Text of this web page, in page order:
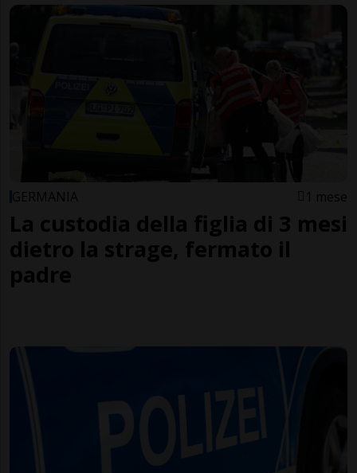
GERMANIA 1 mese
La custodia della figlia di 3 mesi
dietro la strage, fermato il
padre